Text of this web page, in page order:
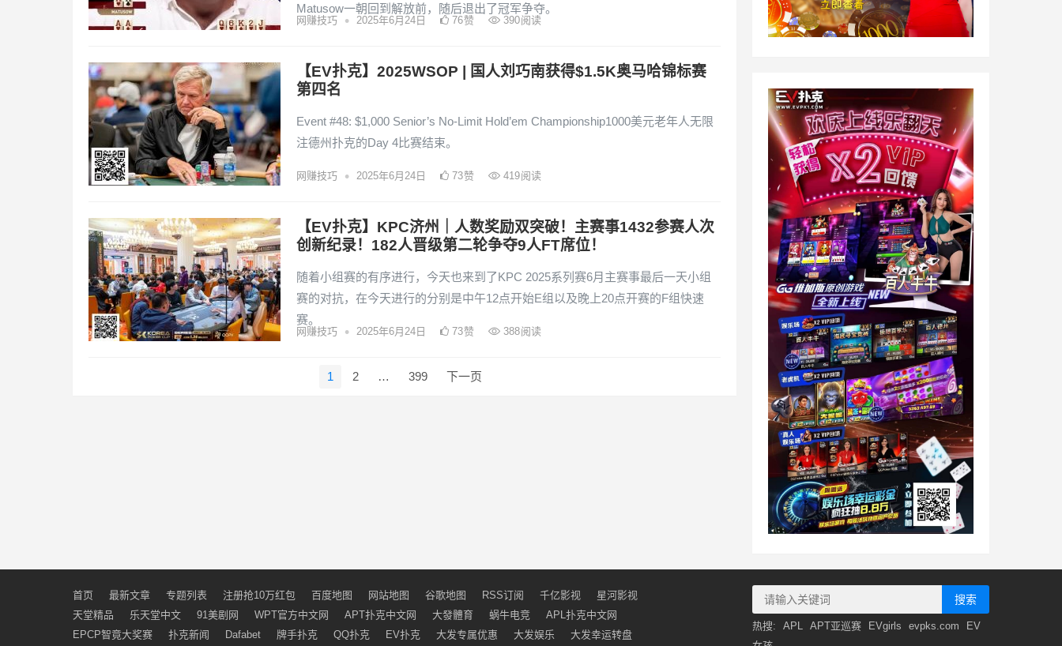
Matusow一朝回到解放前，随后退出了冠军争夺。
网赚技巧 • 2025年6月24日 76赞 390阅读
【EV扑克】2025WSOP | 国人刘巧南获得$1.5K奥马哈锦标赛
第四名
Event #48: $1,000 Senior’s No-Limit Hold’em Championship1000美元老年人无限
注德州扑克的Day 4比赛结束。
网赚技巧 • 2025年6月24日 73赞 419阅读
【EV扑克】KPC济州｜人数奖励双突破！主赛事1432参赛人次
创新纪录！182人晋级第二轮争夺9人FT席位！
随着小组赛的有序进行，今天也来到了KPC 2025系列赛6月主赛事最后一天小组
赛的对抗，在今天进行的分别是中午12点开始E组以及晚上20点开赛的F组快速
赛。
网赚技巧 • 2025年6月24日 73赞 388阅读
1 2 … 399 下一页
首页 最新文章 专题列表 注册抢10万红包 百度地图 网站地图 谷歌地图 RSS订阅 千亿影视
星河影视
天堂精品
乐天堂中文 91美剧网 WPT官方中文网 APT扑克中文网 大發體育 蜗牛电竞
APL扑克中文网
EPCP智竟大奖赛
扑克新闻 Dafabet 牌手扑克 QQ扑克 EV扑克 大发专属优惠 大发娱乐 大发幸运转盘
搜索
热搜: APL APT亚巡赛 EVgirls evpks.com
EV